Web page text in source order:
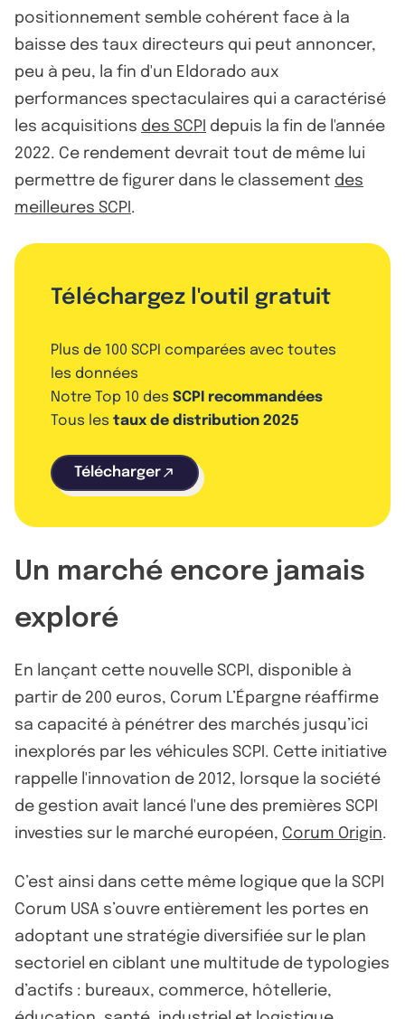
positionnement semble cohérent face à la
baisse des taux directeurs qui peut annoncer,
peu à peu, la fin d'un Eldorado aux
performances spectaculaires qui a caractérisé
les acquisitions des SCPI depuis la fin de l'année
2022. Ce rendement devrait tout de même lui
permettre de figurer dans le classement des
meilleures SCPI .
Téléchargez l'outil gratuit
Plus de 100 SCPI comparées avec toutes
les données
Notre Top 10 des SCPI recommandées
Tous les taux de distribution 2025
Télécharger
Un marché encore jamais
exploré
En lançant cette nouvelle SCPI, disponible à
partir de 200 euros, Corum L’Épargne réaffirme
sa capacité à pénétrer des marchés jusqu’ici
inexplorés par les véhicules SCPI. Cette initiative
rappelle l'innovation de 2012, lorsque la société
de gestion avait lancé l'une des premières SCPI
investies sur le marché européen, Corum Origin.
C’est ainsi dans cette même logique que la SCPI
Corum USA s’ouvre entièrement les portes en
adoptant une stratégie diversifiée sur le plan
sectoriel en ciblant une multitude de typologies
d’actifs : bureaux, commerce, hôtellerie,